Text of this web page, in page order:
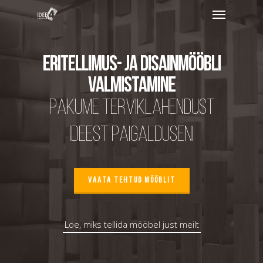
Eritellimus- ja disainmööbli
valmistamine
Pakume terviklahendust
ideest paigalduseni
VAATA TEHTUD MÖÖBLIT
Loe, miks tellida mööbel just meilt